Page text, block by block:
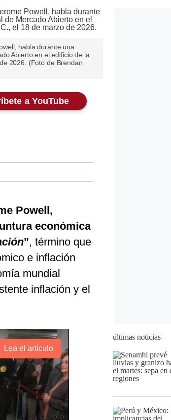
habla durante una
Abierto en el edificio de la
2026. (Foto de Brendan
a YouTube
Powell,
económica
”, término que
e inflación
mundial
inflación y el
Lea el artículo
últimas noticias